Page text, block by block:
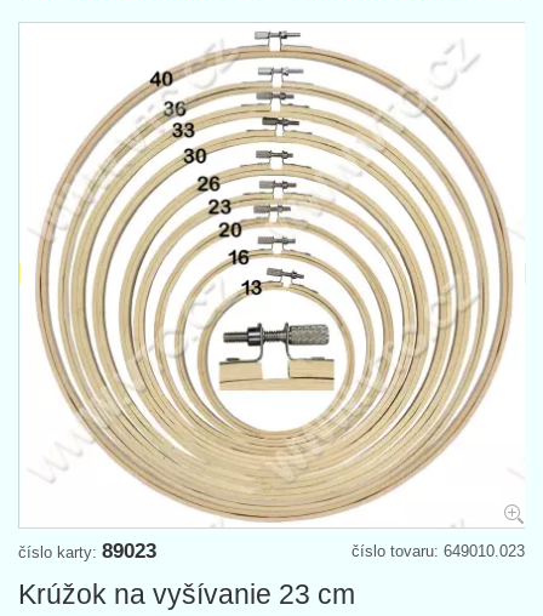
číslo tovaru: 649010.023
číslo karty: 89023
Krúžok na vyšívanie 23 cm